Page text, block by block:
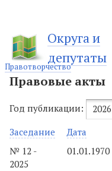
Округа и
депутаты
Правотворчество
Правовые акты
Год публикации:
2026
Заседание
Дата
№ 12 -
2025
01.01.1970